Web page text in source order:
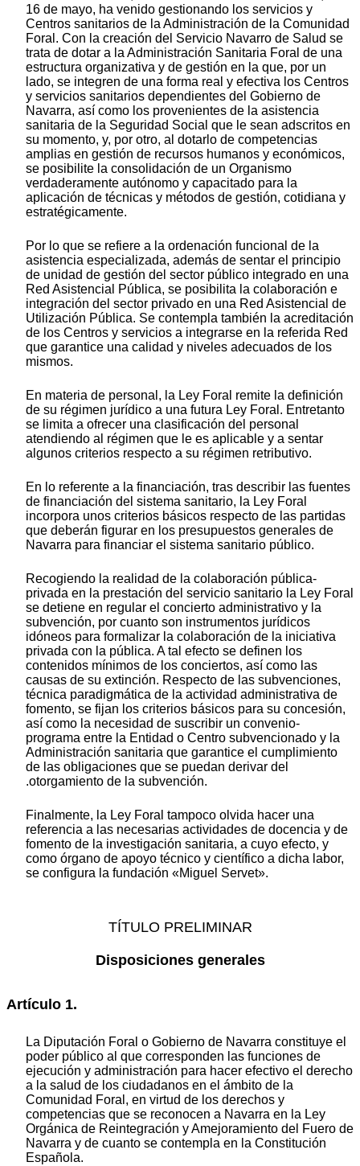
16 de mayo, ha venido gestionando los servicios y
Centros sanitarios de la Administración de la Comunidad
Foral. Con la creación del Servicio Navarro de Salud se
trata de dotar a la Administración Sanitaria Foral de una
estructura organizativa y de gestión en la que, por un
lado, se integren de una forma real y efectiva los Centros
y servicios sanitarios dependientes del Gobierno de
Navarra, así como los provenientes de la asistencia
sanitaria de la Seguridad Social que le sean adscritos en
su momento, y, por otro, al dotarlo de competencias
amplias en gestión de recursos humanos y económicos,
se posibilite la consolidación de un Organismo
verdaderamente autónomo y capacitado para la
aplicación de técnicas y métodos de gestión, cotidiana y
estratégicamente.
Por lo que se refiere a la ordenación funcional de la
asistencia especializada, además de sentar el principio
de unidad de gestión del sector público integrado en una
Red Asistencial Pública, se posibilita la colaboración e
integración del sector privado en una Red Asistencial de
Utilización Pública. Se contempla también la acreditación
de los Centros y servicios a integrarse en la referida Red
que garantice una calidad y niveles adecuados de los
mismos.
En materia de personal, la Ley Foral remite la definición
de su régimen jurídico a una futura Ley Foral. Entretanto
se limita a ofrecer una clasificación del personal
atendiendo al régimen que le es aplicable y a sentar
algunos criterios respecto a su régimen retributivo.
En lo referente a la financiación, tras describir las fuentes
de financiación del sistema sanitario, la Ley Foral
incorpora unos criterios básicos respecto de las partidas
que deberán figurar en los presupuestos generales de
Navarra para financiar el sistema sanitario público.
Recogiendo la realidad de la colaboración pública-
privada en la prestación del servicio sanitario la Ley Foral
se detiene en regular el concierto administrativo y la
subvención, por cuanto son instrumentos jurídicos
idóneos para formalizar la colaboración de la iniciativa
privada con la pública. A tal efecto se definen los
contenidos mínimos de los conciertos, así como las
causas de su extinción. Respecto de las subvenciones,
técnica paradigmática de la actividad administrativa de
fomento, se fijan los criterios básicos para su concesión,
así como la necesidad de suscribir un convenio-
programa entre la Entidad o Centro subvencionado y la
Administración sanitaria que garantice el cumplimiento
de las obligaciones que se puedan derivar del
.otorgamiento de la subvención.
Finalmente, la Ley Foral tampoco olvida hacer una
referencia a las necesarias actividades de docencia y de
fomento de la investigación sanitaria, a cuyo efecto, y
como órgano de apoyo técnico y científico a dicha labor,
se configura la fundación «Miguel Servet».
TÍTULO PRELIMINAR
Disposiciones generales
Artículo 1.
La Diputación Foral o Gobierno de Navarra constituye el
poder público al que corresponden las funciones de
ejecución y administración para hacer efectivo el derecho
a la salud de los ciudadanos en el ámbito de la
Comunidad Foral, en virtud de los derechos y
competencias que se reconocen a Navarra en la Ley
Orgánica de Reintegración y Amejoramiento del Fuero de
Navarra y de cuanto se contempla en la Constitución
Española.